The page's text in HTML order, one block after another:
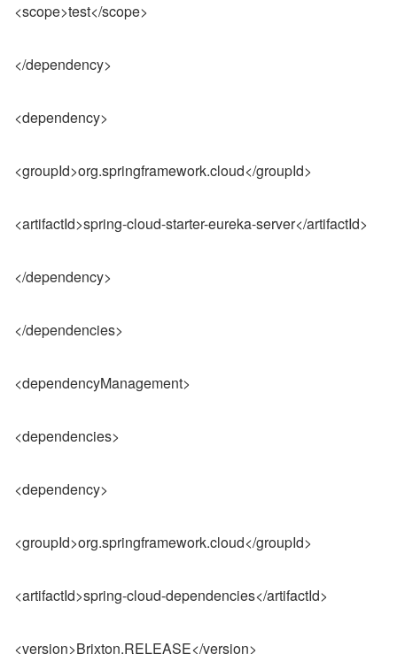
<scope>test</scope>
</dependency>
<dependency>
<groupId>org.springframework.cloud</groupId>
<artifactId>spring-cloud-starter-eureka-server</artifactId>
</dependency>
</dependencies>
<dependencyManagement>
<dependencies>
<dependency>
<groupId>org.springframework.cloud</groupId>
<artifactId>spring-cloud-dependencies</artifactId>
<version>Brixton.RELEASE</version>